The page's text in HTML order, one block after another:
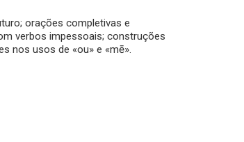
orações completivas e
verbos impessoais; construções
nos usos de «ou» e «mē».